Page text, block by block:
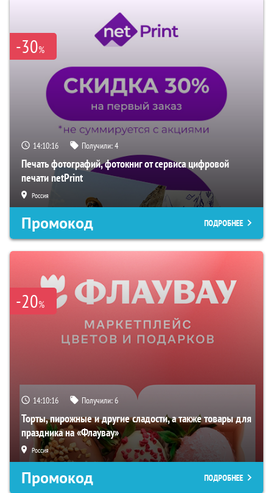
-30%
14:10:16 Получили:4
Печать фотографий, фотокниг от сервиса цифровой
печати netPrint
Россия
Промокод ПОДРОБНЕЕ
-20%
14:10:16 Получили:6
Торты, пирожные и другие сладости, а также товары для
праздника на «Флаувау»
Россия
Промокод ПОДРОБНЕЕ